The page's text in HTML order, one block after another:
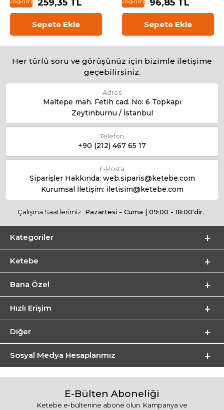
259,35 TL
Sepete Ekle
96,85 TL
Sepete Ekle
Her türlü soru ve görüşünüz için bizimle iletişime
geçebilirsiniz.
Adres
Maltepe mah. Fetih cad. No: 6 Topkapı
Zeytinburnu / İstanbul
Telefon
+90 (212) 467 65 17
E-Posta
Siparişler Hakkında: web.siparis@ketebe.com
Kurumsal İletişim: iletisim@ketebe.com
Çalışma Saatlerimiz: Pazartesi - Cuma | 09:00 - 18:00'dir.
Kategoriler
Ketebe
Bana Özel
Hızlı Erişim
Diğer
Sosyal Medya Hesaplarımız
E-Bülten Aboneliği
Ketebe e-bültenine abone olun. Kampanya ve